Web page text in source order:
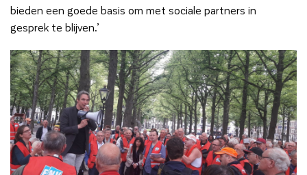
bieden een goede basis om met sociale partners in
gesprek te blijven.’